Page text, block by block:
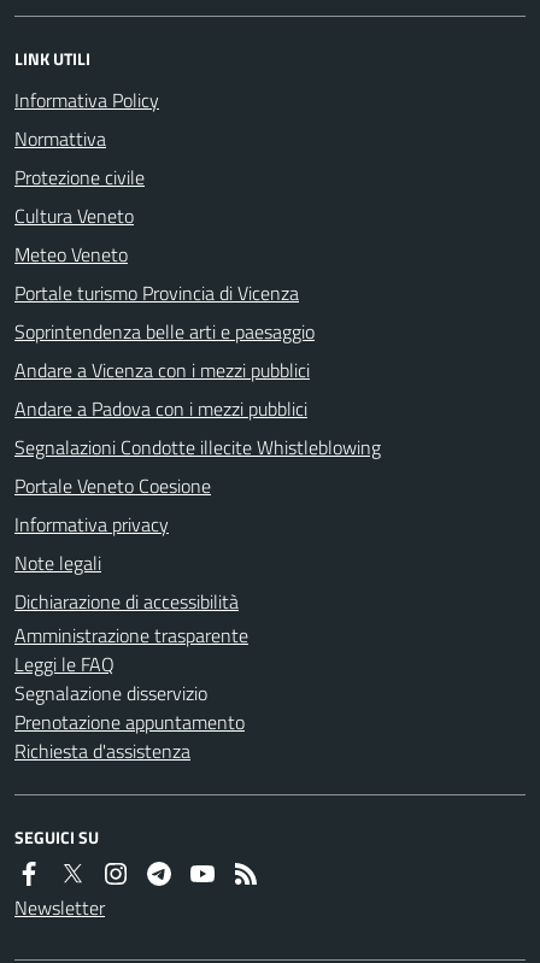
LINK UTILI
Informativa Policy
Normattiva
Protezione civile
Cultura Veneto
Meteo Veneto
Portale turismo Provincia di Vicenza
Soprintendenza belle arti e paesaggio
Andare a Vicenza con i mezzi pubblici
Andare a Padova con i mezzi pubblici
Segnalazioni Condotte illecite Whistleblowing
Portale Veneto Coesione
Informativa privacy
Note legali
Dichiarazione di accessibilità
Amministrazione trasparente
Leggi le FAQ
Segnalazione disservizio
Prenotazione appuntamento
Richiesta d'assistenza
SEGUICI SU
Newsletter